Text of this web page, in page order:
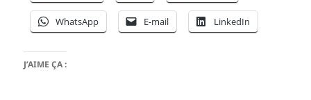
WhatsApp E-mail LinkedIn
J’AIME ÇA :